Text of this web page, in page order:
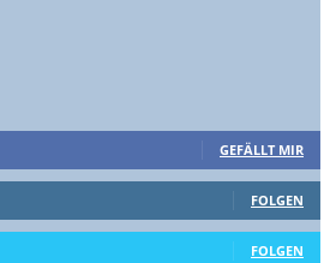
GEFÄLLT MIR
FOLGEN
FOLGEN